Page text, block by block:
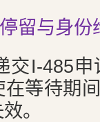
留与身份
交I-485
在等待期
。